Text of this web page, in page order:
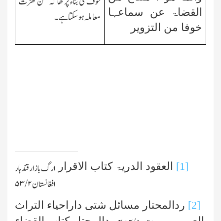
القضاۃ عن سماعہا
خوفا من التزویر
معاملہ ہوسکتا ہے۔
[1] العقود الدریۃ کتاب الاقرار ارگ بازار قندہار
افغانستان۲ /۵۳
[2] ردالمحتار مسائل شتی داراحیاء التراث